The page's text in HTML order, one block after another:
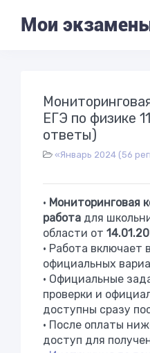
Мои
ЕГЭ по физике
ответы)
«Январь 2024 (56
• Мониторинговая
работа для
области от
• Работа включает
официальных
• Официальные
проверки и
доступны сразу
• После оплаты
доступ для